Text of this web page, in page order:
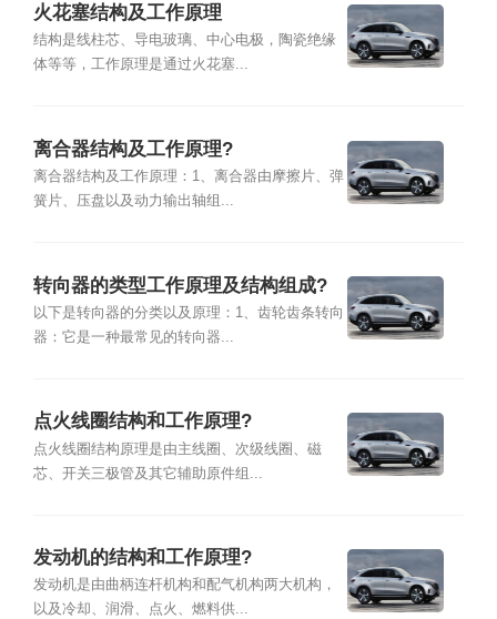
火花塞结构及工作原理
结构是线柱芯、导电玻璃、中心电极，陶瓷绝缘
体等等，工作原理是通过火花塞...
离合器结构及工作原理?
离合器结构及工作原理：1、离合器由摩擦片、弹
簧片、压盘以及动力输出轴组...
转向器的类型工作原理及结构组成?
以下是转向器的分类以及原理：1、齿轮齿条转向
器：它是一种最常见的转向器...
点火线圈结构和工作原理?
点火线圈结构原理是由主线圈、次级线圈、磁
芯、开关三极管及其它辅助原件组...
发动机的结构和工作原理?
发动机是由曲柄连杆机构和配气机构两大机构，
以及冷却、润滑、点火、燃料供...